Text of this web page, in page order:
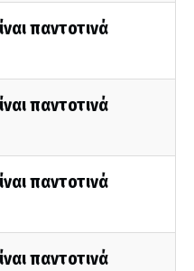
παντοτινά
παντοτινά
παντοτινά
παντοτινά